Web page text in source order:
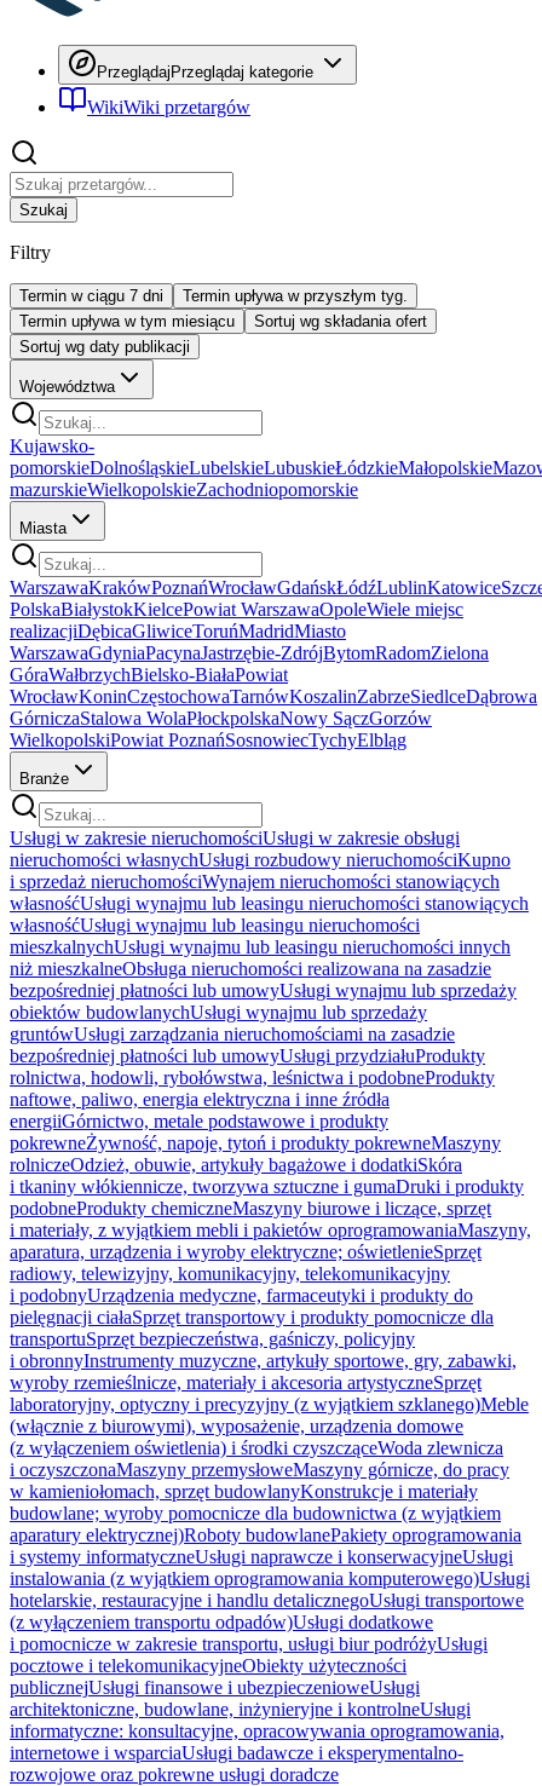
PrzeglądajPrzeglądaj kategorie
WikiWiki przetargów
Szukaj
Filtry
Termin w ciągu 7 dni
Termin upływa w przyszłym tyg.
Termin upływa w tym miesiącu
Sortuj wg składania ofert
Sortuj wg daty publikacji
Województwa
Kujawsko-
pomorskieDolnośląskieLubelskieLubuskieŁódzkieMałopolskie
mazurskieWielkopolskieZachodniopomorskie
Miasta
WarszawaKrakówPoznańWrocławGdańskŁódźLublinKatowice
PolskaBiałystokKielcePowiat WarszawaOpoleWiele miejsc
realizacjiDębicaGliwiceToruńMadridMiasto
WarszawaGdyniaPacynaJastrzębie-ZdrójBytomRadomZielona
GóraWałbrzychBielsko-BiałaPowiat
WrocławKoninCzęstochowaTarnówKoszalinZabrzeSiedlceDąbrowa
GórniczaStalowa WolaPłockpolskaNowy SączGorzów
WielkopolskiPowiat PoznańSosnowiecTychyElbląg
Branże
Usługi w zakresie nieruchomościUsługi w zakresie obsługi
nieruchomości własnychUsługi rozbudowy nieruchomościKupno
i sprzedaż nieruchomościWynajem nieruchomości stanowiących
własnośćUsługi wynajmu lub leasingu nieruchomości stanowiących
własnośćUsługi wynajmu lub leasingu nieruchomości
mieszkalnychUsługi wynajmu lub leasingu nieruchomości innych
niż mieszkalneObsługa nieruchomości realizowana na zasadzie
bezpośredniej płatności lub umowyUsługi wynajmu lub sprzedaży
obiektów budowlanychUsługi wynajmu lub sprzedaży
gruntówUsługi zarządzania nieruchomościami na zasadzie
bezpośredniej płatności lub umowyUsługi przydziałuProdukty
rolnictwa, hodowli, rybołówstwa, leśnictwa i podobneProdukty
naftowe, paliwo, energia elektryczna i inne źródła
energiiGórnictwo, metale podstawowe i produkty
pokrewneŻywność, napoje, tytoń i produkty pokrewneMaszyny
rolniczeOdzież, obuwie, artykuły bagażowe i dodatkiSkóra
i tkaniny włókiennicze, tworzywa sztuczne i gumaDruki i produkty
podobneProdukty chemiczneMaszyny biurowe i liczące, sprzęt
i materiały, z wyjątkiem mebli i pakietów oprogramowaniaMaszyny,
aparatura, urządzenia i wyroby elektryczne; oświetlenieSprzęt
radiowy, telewizyjny, komunikacyjny, telekomunikacyjny
i podobnyUrządzenia medyczne, farmaceutyki i produkty do
pielęgnacji ciałaSprzęt transportowy i produkty pomocnicze dla
transportuSprzęt bezpieczeństwa, gaśniczy, policyjny
i obronnyInstrumenty muzyczne, artykuły sportowe, gry, zabawki,
wyroby rzemieślnicze, materiały i akcesoria artystyczneSprzęt
laboratoryjny, optyczny i precyzyjny (z wyjątkiem szklanego)Meble
(włącznie z biurowymi), wyposażenie, urządzenia domowe
(z wyłączeniem oświetlenia) i środki czyszcząceWoda zlewnicza
i oczyszczonaMaszyny przemysłoweMaszyny górnicze, do pracy
w kamieniołomach, sprzęt budowlanyKonstrukcje i materiały
budowlane; wyroby pomocnicze dla budownictwa (z wyjątkiem
aparatury elektrycznej)Roboty budowlanePakiety oprogramowania
i systemy informatyczneUsługi naprawcze i konserwacyjneUsługi
instalowania (z wyjątkiem oprogramowania komputerowego)Usługi
hotelarskie, restauracyjne i handlu detalicznegoUsługi transportowe
(z wyłączeniem transportu odpadów)Usługi dodatkowe
i pomocnicze w zakresie transportu, usługi biur podróżyUsługi
pocztowe i telekomunikacyjneObiekty użyteczności
publicznejUsługi finansowe i ubezpieczenioweUsługi
architektoniczne, budowlane, inżynieryjne i kontrolneUsługi
informatyczne: konsultacyjne, opracowywania oprogramowania,
internetowe i wsparciaUsługi badawcze i eksperymentalno-
rozwojowe oraz pokrewne usługi doradcze